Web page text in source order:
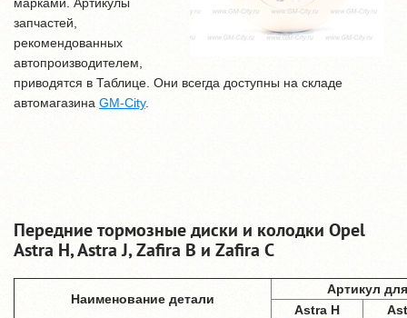
запчастей,
рекомендованных
автопроизводителем,
приводятся в Таблице. Они всегда доступны на складе
автомагазина GM-City.
Передние тормозные диски и колодки Opel
Astra H, Astra J, Zafira B и Zafira C
Наименование детали
Артикул
Astra H